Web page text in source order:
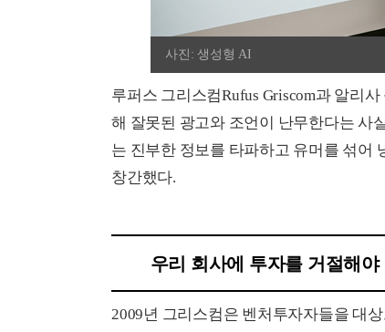
사진: 생성형 AI
루퍼스 그리스컴Rufus Griscom과 알리
해 잘못된 광고와 조언이 난무한다는 사
는 진부한 정보를 타파하고 유머를 섞어
창간했다.
우리 회사에 투자를 거절해
2009년 그리스컴은 벤처투자자들을 대